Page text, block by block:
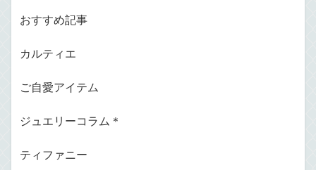
おすすめ記事
カルティエ
ご自愛アイテム
ジュエリーコラム＊
ティファニー